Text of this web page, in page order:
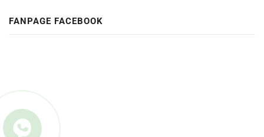
FANPAGE FACEBOOK